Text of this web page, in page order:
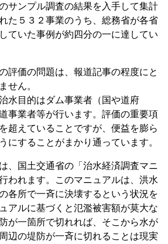
サンプル調査の結果を入手して集計
た５３２事業のうち、総務省が各省
ていた事例が約四分の一に達してい
評価の問題は、報道記事の程度にと
せん。
水目的はダム事業者（国や道府
事業者等が行います。評価の重要項
超えていることですが、便益を膨ら
にすることがまかり通っています。
、国土交通省の「治水経済調査マニ
われます。このマニュアルは、洪水
各所で一斉に決壊するという状況を
アルに基づくと氾濫被害額が莫大な
が一箇所で切れれば、そこから水が
辺の堤防が一斉に切れることは現実